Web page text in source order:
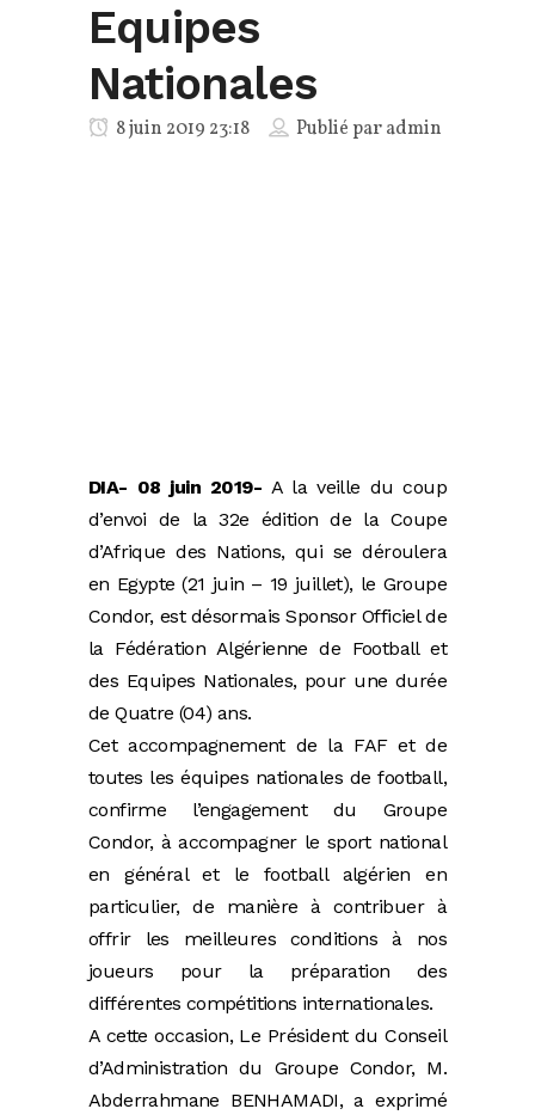
Equipes
Nationales
8 juin 2019 23:18 Publié paradmin
DIA- 08 juin 2019- A la veille du coup
d’envoi de la 32e édition de la Coupe
d’Afrique des Nations, qui se déroulera
en Egypte (21 juin – 19 juillet), le Groupe
Condor, est désormais Sponsor Officiel de
la Fédération Algérienne de Football et
des Equipes Nationales, pour une durée
de Quatre (04) ans.
Cet accompagnement de la FAF et de
toutes les équipes nationales de football,
confirme l’engagement du Groupe
Condor, à accompagner le sport national
en général et le football algérien en
particulier, de manière à contribuer à
offrir les meilleures conditions à nos
joueurs pour la préparation des
différentes compétitions internationales.
A cette occasion, Le Président du Conseil
d’Administration du Groupe Condor, M.
Abderrahmane BENHAMADI, a exprimé